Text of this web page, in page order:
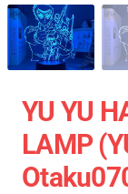
YU YU
LAMP